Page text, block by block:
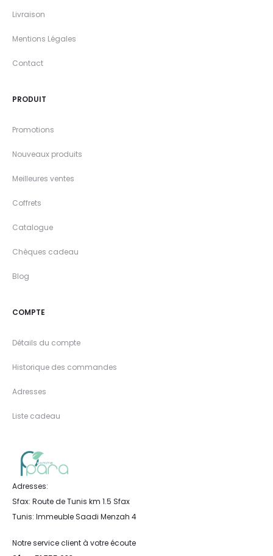
Livraison
Mentions Légales
Contact
PRODUIT
Promotions
Nouveaux produits
Meilleures ventes
Coffrets
Catalogue
Chèques cadeau
Blog
COMPTE
Détails du compte
Historique des commandes
Adresses
Liste cadeau
Adresses:
Sfax: Route de Tunis km 1.5 Sfax
Tunis: Immeuble Saadi Menzah 4
Notre service client à votre écoute